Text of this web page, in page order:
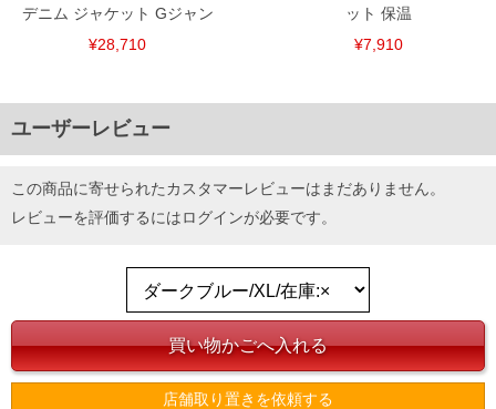
デニム ジャケット Gジャン
¥28,710
ット 保温
¥7,910
ユーザーレビュー
この商品に寄せられたカスタマーレビューはまだありません。
レビューを評価するにはログインが必要です。
店舗取り置きを依頼する